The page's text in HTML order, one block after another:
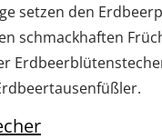
setzen den
schmackhaften